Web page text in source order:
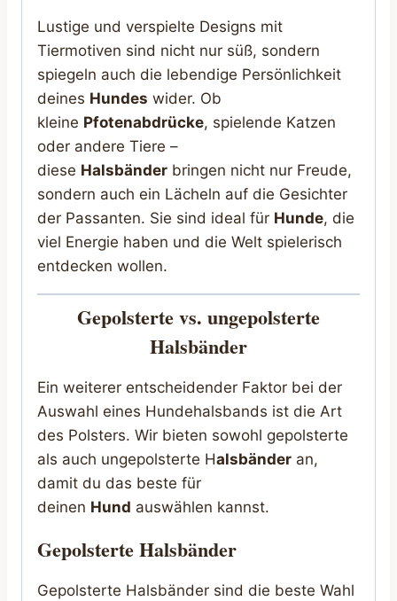
Lustige und verspielte Designs mit
Tiermotiven sind nicht nur süß, sondern
spiegeln auch die lebendige Persönlichkeit
deines Hundes wider. Ob
kleine Pfotenabdrücke, spielende Katzen
oder andere Tiere –
diese Halsbänder bringen nicht nur Freude,
sondern auch ein Lächeln auf die Gesichter
der Passanten. Sie sind ideal für Hunde, die
viel Energie haben und die Welt spielerisch
entdecken wollen.
Gepolsterte vs. ungepolsterte
Halsbänder
Ein weiterer entscheidender Faktor bei der
Auswahl eines Hundehalsbands ist die Art
des Polsters. Wir bieten sowohl gepolsterte
als auch ungepolsterte Halsbänder an,
damit du das beste für
deinen Hund auswählen kannst.
Gepolsterte Halsbänder
Gepolsterte Halsbänder sind die beste Wahl